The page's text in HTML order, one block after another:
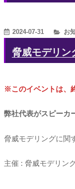
2024-07-31
カ
ゴ
お
脅威モデリ
※このイベントは、
弊社代表がスピーカ
脅威モデリングに関
主催 : 脅威モデリン